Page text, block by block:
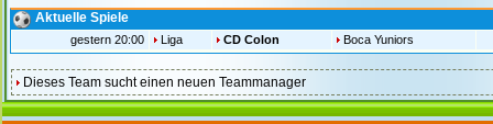
Aktuelle Spiele
gestern 20:00 Liga CD Colon Boca Yuniors
Dieses Team sucht einen neuen Teammanager